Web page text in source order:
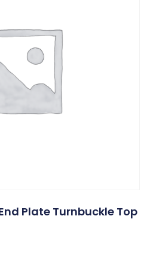
Plate Turnbuckle Top